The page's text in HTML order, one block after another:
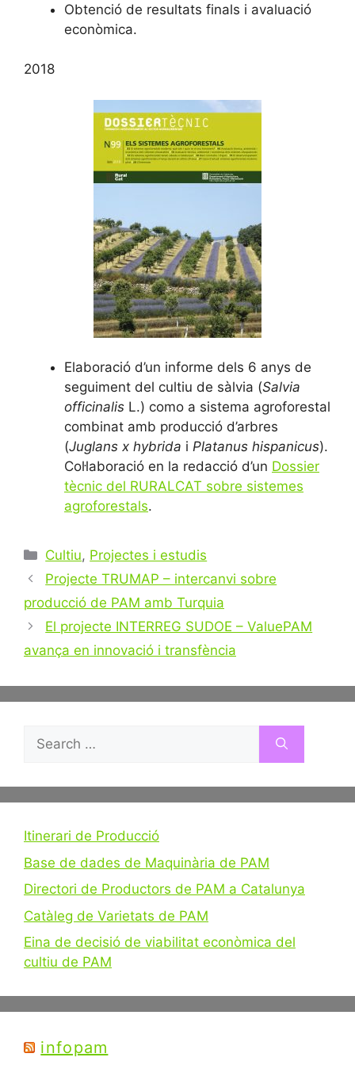
Obtenció de resultats finals i avaluació
econòmica.
2018
Elaboració d’un informe dels 6 anys de
seguiment del cultiu de sàlvia (Salvia
officinalis L.) como a sistema agroforestal
combinat amb producció d’arbres
(Juglans x hybrida i Platanus hispanicus).
Col·laboració en la redacció d’un Dossier
tècnic del RURALCAT sobre sistemes
agroforestals.
Categories
Cultiu, Projectes i estudis
Post
navigation
Projecte TRUMAP – intercanvi sobre
producció de PAM amb Turquia
El projecte INTERREG SUDOE – ValuePAM
avança en innovació i transfència
Search
for:
Itinerari de Producció
Base de dades de Maquinària de PAM
Directori de Productors de PAM a Catalunya
Catàleg de Varietats de PAM
Eina de decisió de viabilitat econòmica del
cultiu de PAM
infopam